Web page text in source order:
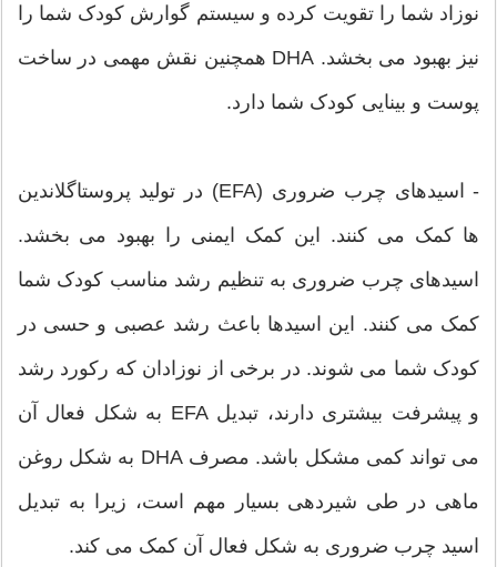
نوزاد شما را تقویت کرده و سیستم گوارش کودک شما را
نیز بهبود می بخشد. DHA همچنین نقش مهمی در ساخت
پوست و بینایی کودک شما دارد.
- اسیدهای چرب ضروری (EFA) در تولید پروستاگلاندین
ها کمک می کنند. این کمک ایمنی را بهبود می بخشد.
اسیدهای چرب ضروری به تنظیم رشد مناسب کودک شما
کمک می کنند. این اسیدها باعث رشد عصبی و حسی در
کودک شما می شوند. در برخی از نوزادان که رکورد رشد
و پیشرفت بیشتری دارند، تبدیل EFA به شکل فعال آن
می تواند کمی مشکل باشد. مصرف DHA به شکل روغن
ماهی در طی شیردهی بسیار مهم است، زیرا به تبدیل
اسید چرب ضروری به شکل فعال آن کمک می کند.